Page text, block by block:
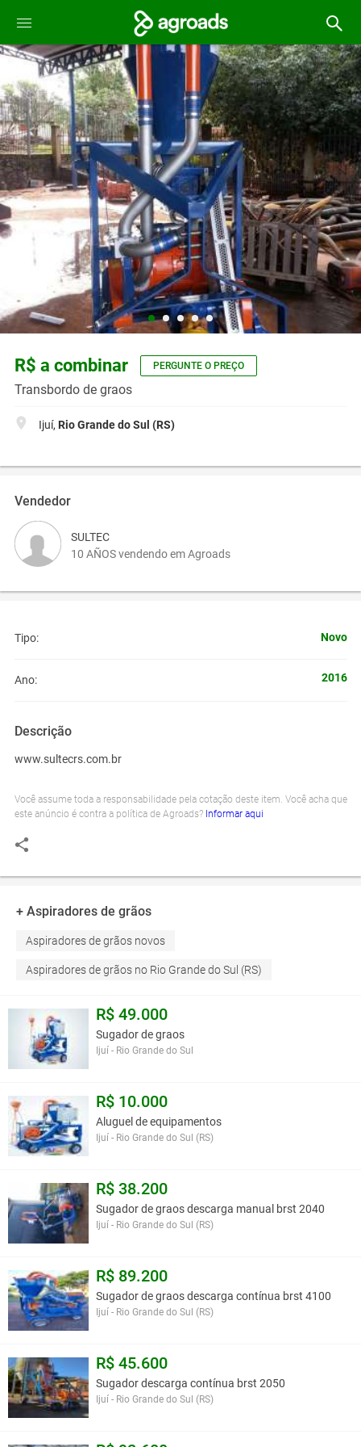
R$ a combinar PERGUNTE O PREÇO
Transbordo de graos
Ijuí, Rio Grande do Sul (RS)
Vendedor
SULTEC
10 AÑOS vendendo em Agroads
Tipo: Novo
Ano: 2016
Descrição
www.sultecrs.com.br
Você assume toda a responsabilidade pela cotação deste item. Você acha que
este anúncio é contra a política de Agroads? Informar aqui
+ Aspiradores de grãos
Aspiradores de grãos novos
Aspiradores de grãos no Rio Grande do Sul (RS)
R$ 49.000
Sugador de graos
Ijuí - Rio Grande do Sul
R$ 10.000
Aluguel de equipamentos
Ijuí - Rio Grande do Sul (RS)
R$ 38.200
Sugador de graos descarga manual brst 2040
Ijuí - Rio Grande do Sul (RS)
R$ 89.200
Sugador de graos descarga contínua brst 4100
Ijuí - Rio Grande do Sul (RS)
R$ 45.600
Sugador descarga contínua brst 2050
Ijuí - Rio Grande do Sul (RS)